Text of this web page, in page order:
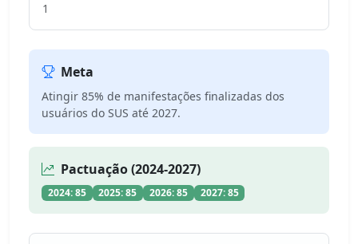
1
Meta
Atingir 85% de manifestações finalizadas dos
usuários do SUS até 2027.
Pactuação (2024-2027)
2024: 85 2025: 85 2026: 85 2027: 85